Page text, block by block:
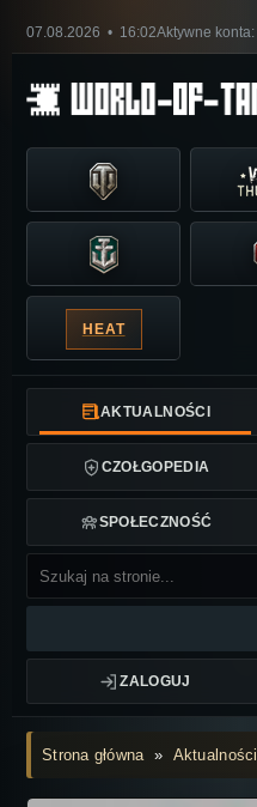
07.08.2026 • 16:02Aktywne konta:
HEAT
AKTUALNOŚCI
CZOŁGOPEDIA
SPOŁECZNOŚĆ
ZALOGUJ
Strona główna» Aktualności